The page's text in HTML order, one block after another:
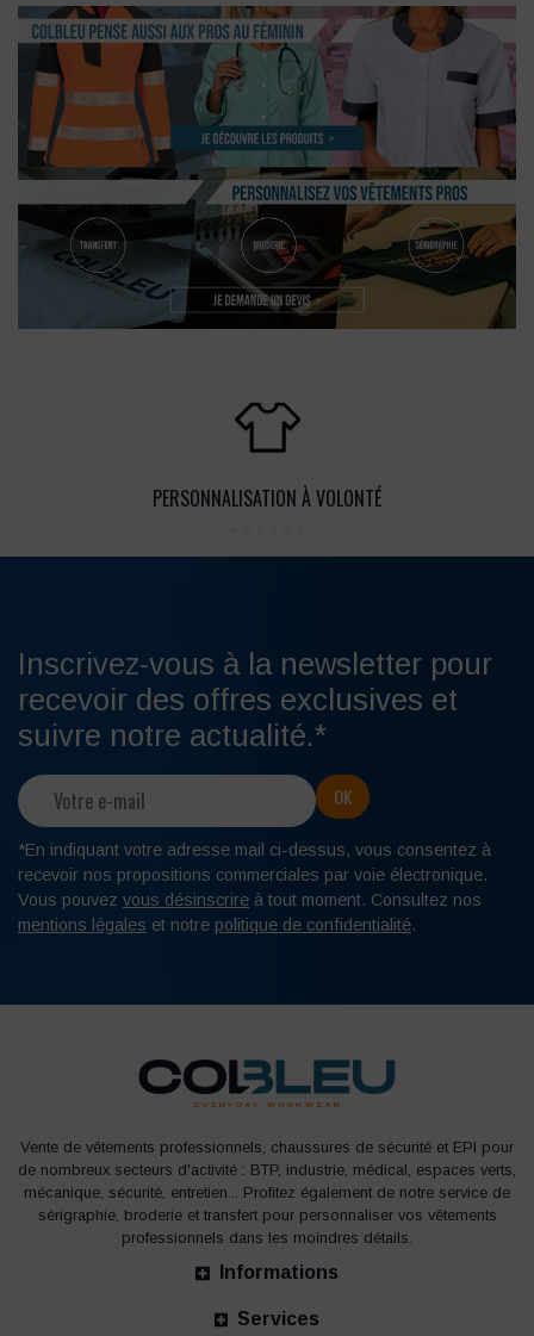
PERSONNALISATION À VOLONTÉ
Inscrivez-vous à la newsletter pour
recevoir des offres exclusives et
suivre notre actualité.*
*En indiquant votre adresse mail ci-dessus, vous consentez à
recevoir nos propositions commerciales par voie électronique.
Vous pouvez vous désinscrire à tout moment. Consultez nos
mentions légales et notre politique de confidentialité.
Vente de vêtements professionnels, chaussures de sécurité et EPI pour
de nombreux secteurs d'activité : BTP, industrie, médical, espaces verts,
mécanique, sécurité, entretien... Profitez également de notre service de
sérigraphie, broderie et transfert pour personnaliser vos vêtements
professionnels dans les moindres détails.
Informations
Services